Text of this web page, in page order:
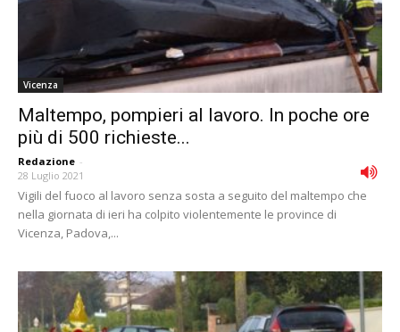
Vicenza
Maltempo, pompieri al lavoro. In poche ore
più di 500 richieste...
Redazione -
28 Luglio 2021
Vigili del fuoco al lavoro senza sosta a seguito del maltempo che
nella giornata di ieri ha colpito violentemente le province di
Vicenza, Padova,...